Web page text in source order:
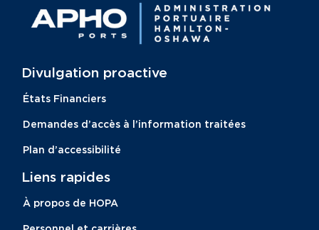
Divulgation proactive​
États Financiers
Demandes d’accès à l’information traitées
Plan d’accessibilité
Liens rapides
À propos de HOPA